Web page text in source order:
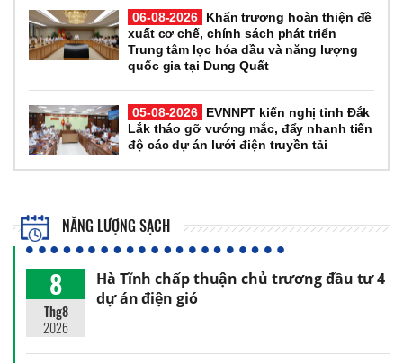
06-08-2026
Khẩn trương hoàn thiện đề
xuất cơ chế, chính sách phát triển
Trung tâm lọc hóa dầu và năng lượng
quốc gia tại Dung Quất
05-08-2026
EVNNPT kiến nghị tỉnh Đắk
Lắk tháo gỡ vướng mắc, đẩy nhanh tiến
độ các dự án lưới điện truyền tải
NĂNG LƯỢNG SẠCH
8
Thg8
2026
Hà Tĩnh chấp thuận chủ trương đầu tư 4
dự án điện gió